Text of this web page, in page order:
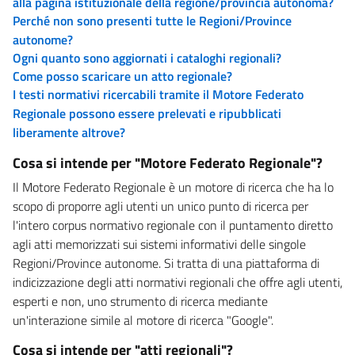
Perché non sono presenti tutte le Regioni/Province
autonome?
Ogni quanto sono aggiornati i cataloghi regionali?
Come posso scaricare un atto regionale?
I testi normativi ricercabili tramite il Motore Federato
Regionale possono essere prelevati e ripubblicati
liberamente altrove?
Cosa si intende per "Motore Federato Regionale"?
Il Motore Federato Regionale è un motore di ricerca che ha lo
scopo di proporre agli utenti un unico punto di ricerca per
l'intero corpus normativo regionale con il puntamento diretto
agli atti memorizzati sui sistemi informativi delle singole
Regioni/Province autonome. Si tratta di una piattaforma di
indicizzazione degli atti normativi regionali che offre agli utenti,
esperti e non, uno strumento di ricerca mediante
un'interazione simile al motore di ricerca "Google".
Cosa si intende per "atti regionali"?